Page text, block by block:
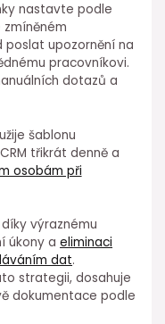
nastavte podle
upozornění na
pracovníkovi.
dotazů a
šablonu
třikrát denně a
⁢osobám při
výraznému
úkony aeliminaci
dat.
strategii, dosahuje
dokumentace podle